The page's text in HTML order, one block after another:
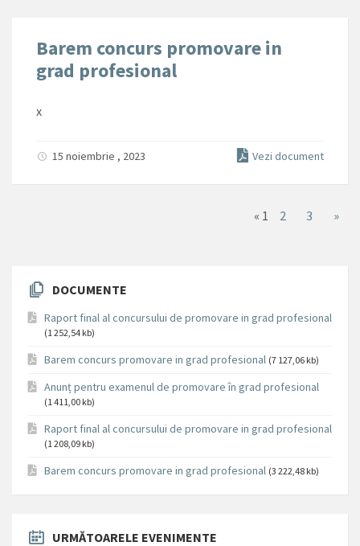
Barem concurs promovare in
grad profesional
x
15 noiembrie , 2023 Vezi document
« 1 2 3 »
DOCUMENTE
Raport final al concursului de promovare in grad profesional
(1 252,54 kb)
Barem concurs promovare in grad profesional (7 127,06 kb)
Anunț pentru examenul de promovare în grad profesional
(1 411,00 kb)
Raport final al concursului de promovare in grad profesional
(1 208,09 kb)
Barem concurs promovare in grad profesional (3 222,48 kb)
URMĂTOARELE EVENIMENTE